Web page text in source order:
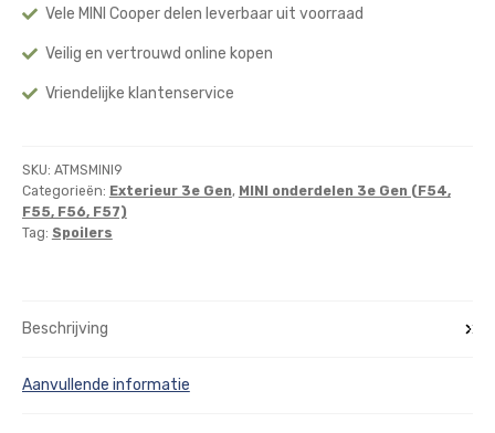
Vele MINI Cooper delen leverbaar uit voorraad
Veilig en vertrouwd online kopen
Vriendelijke klantenservice
SKU: ATMSMINI9
Categorieën: Exterieur 3e Gen, MINI onderdelen 3e Gen (F54,
F55, F56, F57)
Tag: Spoilers
Beschrijving
Aanvullende informatie